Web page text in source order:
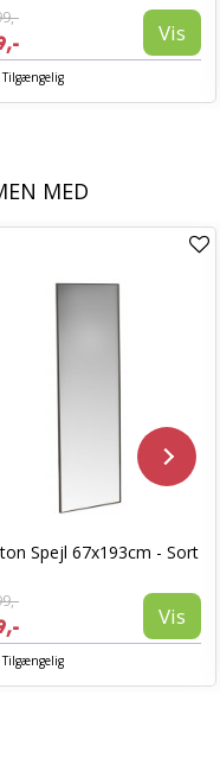
Vis
Tilgængelig
MED
Spejl 67x193cm - Sort
Vis
Tilgængelig